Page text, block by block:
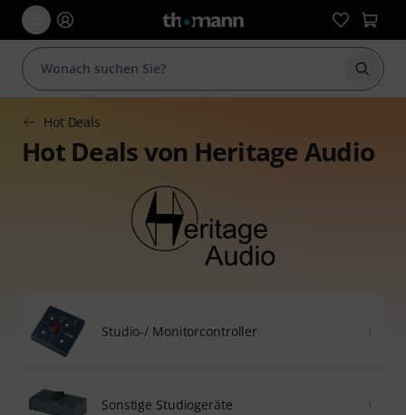
Suche
Hot Deals
Hot Deals von Heritage Audio
Studio-/ Monitorcontroller
Sonstige Studiogeräte